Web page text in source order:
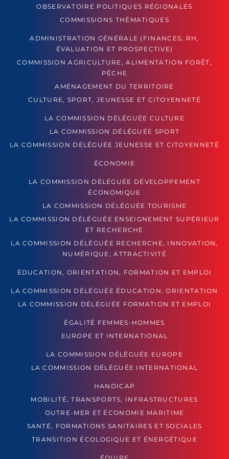
OBSERVATOIRE POLITIQUES RÉGIONALES
COMMISSIONS THÉMATIQUES
ADMINISTRATION GÉNÉRALE (FINANCES, RH,
ÉVALUATION ET PROSPECTIVE)
COMMISSION AGRICULTURE, ALIMENTATION FORÊT,
PÊCHE
AMÉNAGEMENT DU TERRITOIRE
CULTURE, SPORT, JEUNESSE ET CITOYENNETÉ
LA COMMISSION DÉLÉGUÉE CULTURE
LA COMMISSION DÉLÉGUÉE SPORT
LA COMMISSION DÉLÉGUÉE JEUNESSE ET CITOYENNETÉ
ÉCONOMIE
LA COMMISSION DÉLÉGUÉE DÉVELOPPEMENT
ÉCONOMIQUE
LA COMMISSION DÉLÉGUÉE TOURISME
LA COMMISSION DÉLÉGUÉE ENSEIGNEMENT SUPÉRIEUR
ET RECHERCHE
LA COMMISSION DÉLÉGUÉE RECHERCHE, INNOVATION,
NUMÉRIQUE, ATTRACTIVITÉ
ÉDUCATION, ORIENTATION, FORMATION ET EMPLOI
LA COMMISSION DÉLÉGUÉE ÉDUCATION, ORIENTATION
LA COMMISSION DÉLÉGUÉE FORMATION ET EMPLOI
ÉGALITÉ FEMMES-HOMMES
EUROPE ET INTERNATIONAL
LA COMMISSION DÉLÉGUÉE EUROPE
LA COMMISSION DÉLÉGUÉE INTERNATIONAL
HANDICAP
MOBILITÉ, TRANSPORTS, INFRASTRUCTURES
OUTRE-MER ET ÉCONOMIE MARITIME
SANTÉ, FORMATIONS SANITAIRES ET SOCIALES
TRANSITION ÉCOLOGIQUE ET ÉNERGÉTIQUE